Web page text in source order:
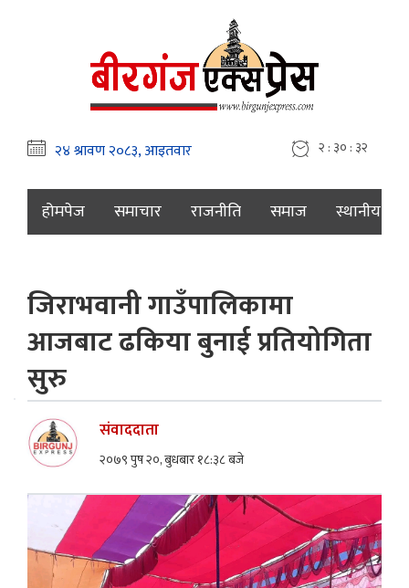
२ : ३० : ३४
होमपेज समाचार राजनीति समाज स्थानीय
जिराभवानी गाउँपालिकामा
आजबाट ढकिया बुनाई प्रतियोगिता
सुरु
संवाददाता
२०७९ पुष २०, बुधबार १८:३८ बजे